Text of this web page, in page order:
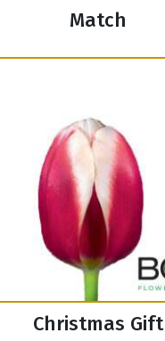
Match
Christmas Gift